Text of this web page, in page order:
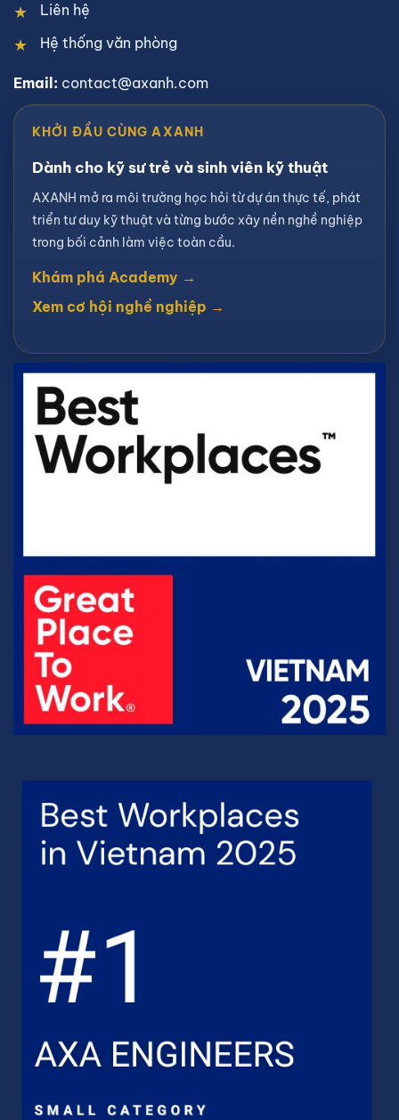
Liên hệ
Hệ thống văn phòng
Email: contact@axanh.com
KHỞI ĐẦU CÙNG AXANH
Dành cho kỹ sư trẻ và sinh viên kỹ thuật
AXANH mở ra môi trường học hỏi từ dự án thực tế, phát
triển tư duy kỹ thuật và từng bước xây nền nghề nghiệp
trong bối cảnh làm việc toàn cầu.
Khám phá Academy →
Xem cơ hội nghề nghiệp →